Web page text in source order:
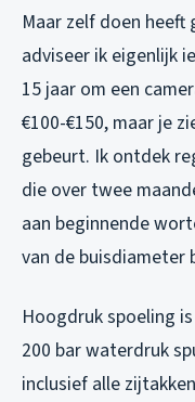
Maar zelf doen heeft
adviseer ik eigenlijk
15 jaar om een
€100-€150, maar je
gebeurt. Ik ontdek
die over twee
aan beginnende
van de buisdiameter
Hoogdruk spoeling
200 bar waterdruk
inclusief alle